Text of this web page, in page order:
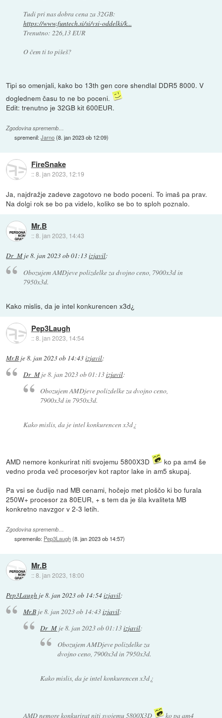
Tudi pri nas dobra cena za 32GB:
https://www.funtech.si/si/vsi-oddelki/k...
Trenutno: 226,13 EUR
O čem ti to pišeš?
Tipi so omenjali, kako bo 13th gen core shendlal DDR5 8000. V
doglednem času to ne bo poceni.
Edit: trenutno je 32GB kit 600EUR.
Zgodovina sprememb…
spremenil:Jarno(8. jan 2023 ob 12:09)
FireSnake
::8. jan 2023, 12:19
Ja, najdražje zadeve zagotovo ne bodo poceni. To imaš pa prav.
Na dolgi rok se bo pa videlo, koliko se bo to sploh poznalo.
Mr.B
::8. jan 2023, 14:43
Dr_Mje8. jan 2023 ob 01:13izjavil:
Obozujem AMDjeve polizdelke za dvojno ceno, 7900x3d in
7950x3d.
Kako mislis, da je intel konkurencen x3d¿
Pep3Laugh
::8. jan 2023, 14:54
Mr.B je8. jan 2023 ob 14:43izjavil:
Dr_Mje8. jan 2023 ob 01:13izjavil:
Obozujem AMDjeve polizdelke za dvojno ceno,
7900x3d in 7950x3d.
Kako mislis, da je intel konkurencen x3d¿
AMD nemore konkurirat niti svojemu 5800X3D
ko pa am4 še
vedno proda več procesorjev kot raptor lake in am5 skupaj.
Pa vsi se čudijo nad MB cenami, hočejo met ploščo ki bo furala
250W+ procesor za 80EUR, + s tem da je šla kvaliteta MB
konkretno navzgor v 2-3 letih.
Zgodovina sprememb…
spremenilo: Pep3Laugh(8. jan 2023 ob 14:57)
Mr.B
::8. jan 2023, 18:00
Pep3Laugh je8. jan 2023 ob 14:54izjavil:
Mr.Bje8. jan 2023 ob 14:43izjavil:
Dr_M je8. jan 2023 ob 01:13izjavil:
Obozujem AMDjeve polizdelke za
dvojno ceno, 7900x3d in 7950x3d.
Kako mislis, da je intel konkurencen x3d¿
AMD nemore konkurirat niti svojemu 5800X3D ko pa am4